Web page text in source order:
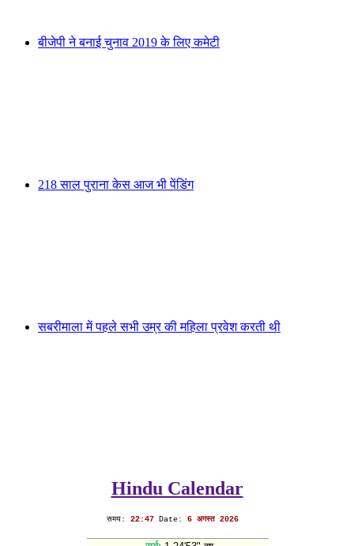
बीजेपी ने बनाई चुनाव 2019 के लिए कमेटी
218 साल पुराना केस आज भी पेंडिंग
सबरीमाला में पहले सभी उम्र की महिला प्रवेश करती थी
Hindu Calendar